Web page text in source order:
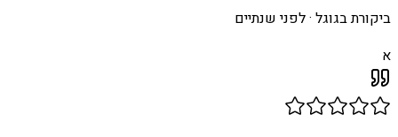
ביקורת בגוגל ·לפני שנתיים
א